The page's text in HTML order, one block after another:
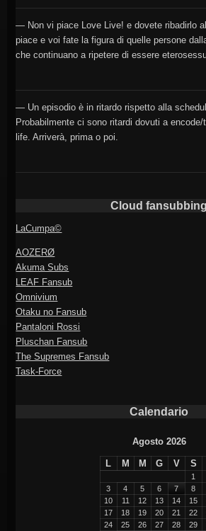
— Non vi piace Love Live! e dovete ribadirlo
piace e voi fate la figura di quelle persone
che continuano a ripetere di essere
— Un episodio è in ritardo rispetto alla
Probabilmente ci sono ritardi dovuti a
life. Arriverà, prima o poi.
Cloud fansubbing
LaCumpa©
AOZERØ
Akuma Subs
LEAF Fansub
Omnivium
Otaku no Fansub
Pantaloni Rossi
Pluschan Fansub
The Supremes Fansub
Task-Force
Calendario
Agosto 2026
L M M G V S
1
3
4 5 6 7 8
10
11 12 13 14 15
17
18 19 20 21 22
24
25 26 27 28 29